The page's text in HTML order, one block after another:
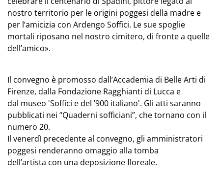
nostro territorio per le origini poggesi della madre e
per l’amicizia con Ardengo Soffici. Le sue spoglie
mortali riposano nel nostro cimitero, di fronte a quelle
dell’amico».
Il convegno è promosso dall’Accademia di Belle Arti di
Firenze, dalla Fondazione Ragghianti di Lucca e
dal museo 'Soffici e del ’900 italiano'. Gli atti saranno
pubblicati nei “Quaderni sofficiani”, che tornano con il
numero 20.
Il venerdì precedente al convegno, gli amministratori
poggesi renderanno omaggio alla tomba
dell’artista con una deposizione floreale.